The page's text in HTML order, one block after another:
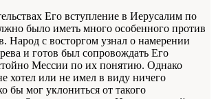
Его вступление в Иерусалим по
было иметь много особенного против
Народ с восторгом узнал о намерении
и готов был сопровождать Его
Мессии по их понятию. Однако
хотел или не имел в виду ничего
бы мог уклониться от такого